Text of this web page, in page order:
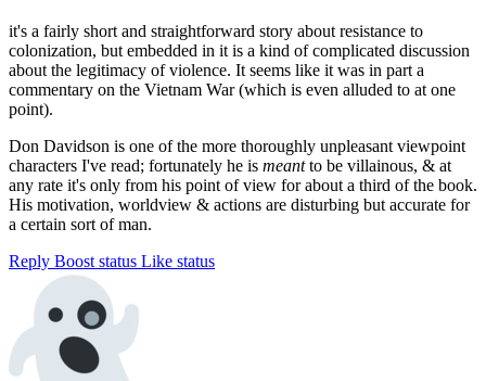
it's a fairly short and straightforward story about resistance to
colonization, but embedded in it is a kind of complicated discussion
about the legitimacy of violence. It seems like it was in part a
commentary on the Vietnam War (which is even alluded to at one
point).
Don Davidson is one of the more thoroughly unpleasant viewpoint
characters I've read; fortunately he is meantto be villainous, & at
any rate it's only from his point of view for about a third of the book.
His motivation, worldview & actions are disturbing but accurate for
a certain sort of man.
Reply Boost status Like status